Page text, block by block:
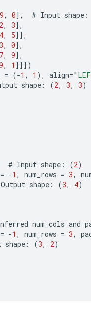
9, 0] , # Input shape :
2, 3] ,
4, 5]] ,
3, 0] ,
7, 9] ,
9, 1 ]]] )
= (-1 , 1 ), align=
shape : (2, 3, 3)
# Input shape : (2)
= -1 , num_rows = 3,
Output shape : (3, 4)
num_cols and
= -1 , num_rows = 3,
shape : (3, 2)